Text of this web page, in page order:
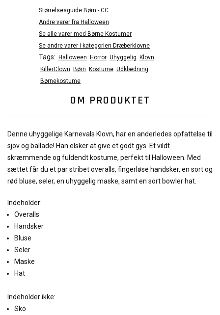
Størrelsesguide Børn - CC
Andre varer fra Halloween
Se alle varer med Børne Kostumer
Se andre varer i kategorien Dræberklovne
Tags: Halloween Horror Uhyggelig
Klovn
KillerClown
Børn Kostume Udklædning
Børnekostume
OM PRODUKTET
Denne uhyggelige Karnevals Klovn, har en anderledes opfattelse til
sjov og ballade! Han elsker at give et godt gys. Et vildt
skræmmende og fuldendt kostume, perfekt til Halloween. Med
sættet får du et par stribet overalls, fingerløse handsker, en sort og
rød bluse, seler, en uhyggelig maske, samt en sort bowler hat.
Indeholder:
Overalls
Handsker
Bluse
Seler
Maske
Hat
Indeholder ikke:
Sko